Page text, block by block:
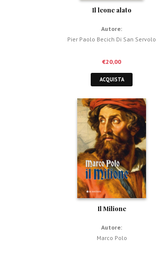
Il leone alato
Autore:
Pier Paolo Becich Di San Servolo
€20,00
ACQUISTA
Il Milione
Autore:
Marco Polo